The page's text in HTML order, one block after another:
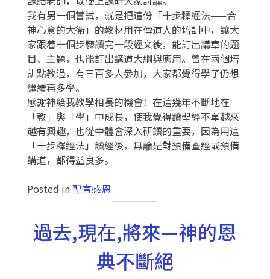
我有另一個嘗試，就是把這份「十步釋經法——合
神心意的大衛」的教材用在傳道人的培訓中，讓大
家跟着十個步驟讀完一段經文後，能訂出講章的題
目、主題，也能訂出講道大綱與應用。曾在兩個培
訓點教過，有三百多人參加，大家都覺得學了仍想
繼續再多學。
感謝神給我教學相長的機會！在這幾年不斷地在
「教」與「學」中成長，使我覺得讀聖經不單越來
越有興趣，也從中體會深入研讀的重要，因為用這
「十步釋經法」讀經後，無論是對預備查經或預備
講道，都得益良多。
Posted in聖言感恩
過去,現在,將來—神的恩
典不斷絕